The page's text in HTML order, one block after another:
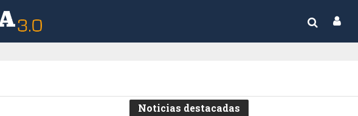
Noticias destacadas